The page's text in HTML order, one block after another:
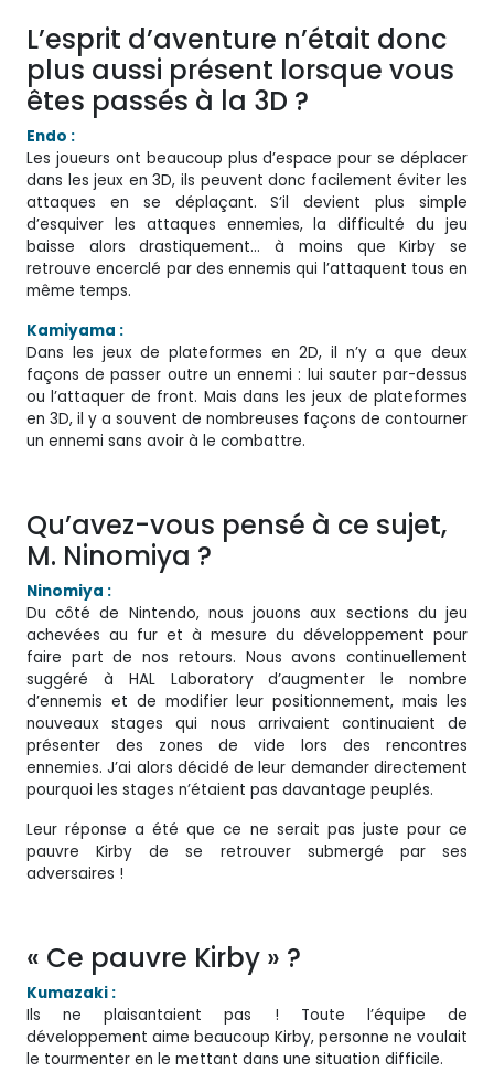
L’esprit d’aventure n’était donc
plus aussi présent lorsque vous
êtes passés à la 3D ?
Endo :
Les joueurs ont beaucoup plus d’espace pour se déplacer
dans les jeux en 3D, ils peuvent donc facilement éviter les
attaques en se déplaçant. S’il devient plus simple
d’esquiver les attaques ennemies, la difficulté du jeu
baisse alors drastiquement… à moins que Kirby se
retrouve encerclé par des ennemis qui l’attaquent tous en
même temps.
Kamiyama :
Dans les jeux de plateformes en 2D, il n’y a que deux
façons de passer outre un ennemi : lui sauter par-dessus
ou l’attaquer de front. Mais dans les jeux de plateformes
en 3D, il y a souvent de nombreuses façons de contourner
un ennemi sans avoir à le combattre.
Qu’avez-vous pensé à ce sujet,
M. Ninomiya ?
Ninomiya :
Du côté de Nintendo, nous jouons aux sections du jeu
achevées au fur et à mesure du développement pour
faire part de nos retours. Nous avons continuellement
suggéré à HAL Laboratory d’augmenter le nombre
d’ennemis et de modifier leur positionnement, mais les
nouveaux stages qui nous arrivaient continuaient de
présenter des zones de vide lors des rencontres
ennemies. J’ai alors décidé de leur demander directement
pourquoi les stages n’étaient pas davantage peuplés.
Leur réponse a été que ce ne serait pas juste pour ce
pauvre Kirby de se retrouver submergé par ses
adversaires !
« Ce pauvre Kirby » ?
Kumazaki :
Ils ne plaisantaient pas ! Toute l’équipe de
développement aime beaucoup Kirby, personne ne voulait
le tourmenter en le mettant dans une situation difficile.